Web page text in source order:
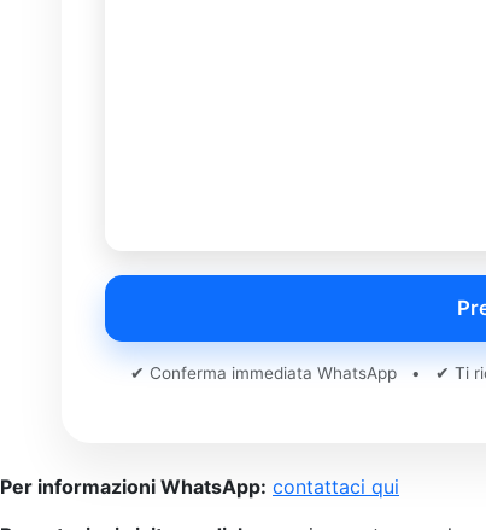
✔ Conferma immediata WhatsApp • ✔ Ti
Per informazioni WhatsApp: contattaci qui